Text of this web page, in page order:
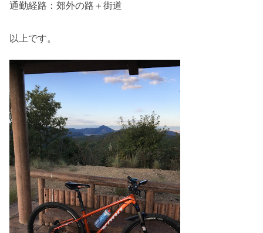
通勤経路：郊外の路＋街道
以上です。